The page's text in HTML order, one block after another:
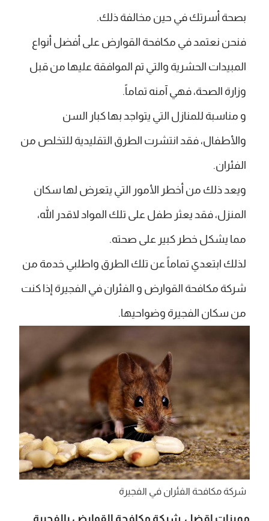
بصحة أسرتك في حين مخالفة ذلك.
فنحن نعتمد في مكافحة القوارض على أفضل أنواع
المبيدات الحشرية والتي تم الموافقة عليها من قبل
وزارة الصحة، فهي آمنه تماماً.
و مناسبة للمنازل التي يتواجد بها كبار السن
والأطفال، فقد انتشرت الطرق التقليدية للتخلص من
الفئران.
ويعد ذلك من أخطر الأمور التي يتعرض لها سكان
المنزل، فقد يعثر طفل على تلك المواد لاقدر الله،
مما يشكل خطر كبير على صحته.
لذلك ابتعدي تماماً عن تلك الطرق واطلبي خدمة من
شركة مكافحة القوارض و الفئران في الفجيرة إذا كنت
من سكان الفجيرة وضواحيها.
شركة مكافحة الفئران في الفجيرة
مميزات اقضل شركة مكافحة القوارض بالفجيرة